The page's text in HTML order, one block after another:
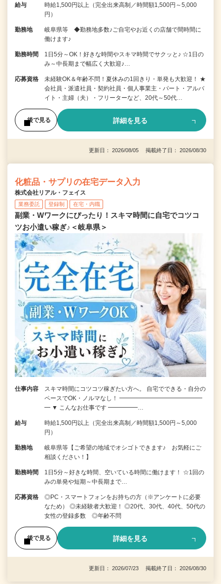
給与
時給1,500円以上（完全出来高制／時間額1,500円～5,000
円）
勤務地
岐阜県等 ◆勤務地多数♪ご自宅やお近くの店舗で間時間に
働けます♪
勤務時間
1日5分～OK！好きな時間やスキマ時間でサクッと♪ ☆1日の
み～中長期まで幅広く大歓迎♪…
応募資格
未経験OK＆年齢不問！夏休みの1回きり・単発も大歓迎！ ★
会社員・派遣社員・契約社員・個人事業主・パート・アルバ
イト・主婦（夫）・フリーターなど、20代～50代…
後で見る 詳細を見る
更新日： 2026/08/05 掲載終了日： 2026/08/30
化粧品・サプリの在宅データ入力
株式会社リアル・フェイス
業務委託 登録制 在宅・内職
副業・Wワークにぴったり！スキマ時間に自宅でコツコ
ツお小遣い稼ぎ♪＜岐阜県＞
仕事内容
スキマ時間にコツコツ稼ぎたい方へ。 自宅でできる・自分の
ペースでOK・ノルマなし！ ━━━━━━━━━━━━━━
━ ▼ こんなお仕事です ━━━━━…
給与
時給1,500円以上（完全出来高制／時間額1,500円～5,000
円）
勤務地
岐阜県等【ご希望の地域でオシゴトできます♪ お気軽にご
相談ください！】
勤務時間
1日5分～好きな時間、空いている時間に働けます！ ☆1回の
みの単発や短期～中長期まで…
応募資格
◎PC・スマートフォンをお持ちの方（※アンケートに必要
なため） ◎未経験者大歓迎！ ◎20代、30代、40代、50代の
女性の登録多数 ◎年齢不問
後で見る 詳細を見る
更新日： 2026/07/23 掲載終了日： 2026/08/30